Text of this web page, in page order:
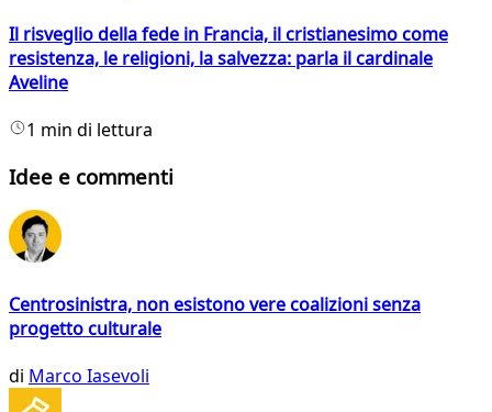
Il risveglio della fede in Francia, il cristianesimo come
resistenza, le religioni, la salvezza: parla il cardinale
Aveline
1 min di lettura
Idee e commenti
Centrosinistra, non esistono vere coalizioni senza
progetto culturale
di Marco Iasevoli